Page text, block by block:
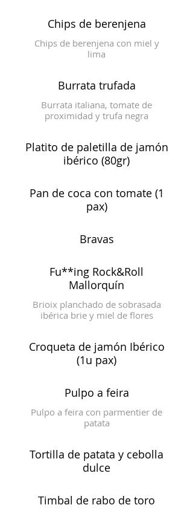
Chips de berenjena
Chips de berenjena con miel y
lima
Burrata trufada
Burrata italiana, tomate de
proximidad y trufa negra
Platito de paletilla de jamón
ibérico (80gr)
Pan de coca con tomate (1
pax)
Bravas
Fu**ing Rock&Roll
Mallorquín
Brioix planchado de sobrasada
ibérica brie y miel de flores
Croqueta de jamón Ibérico
(1u pax)
Pulpo a feira
Pulpo a feira con parmentier de
patata
Tortilla de patata y cebolla
dulce
Timbal de rabo de toro